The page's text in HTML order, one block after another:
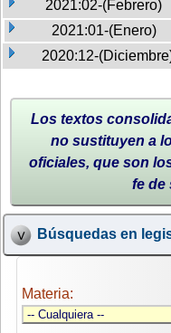
2021:02-(Febrero)
2021:01-(Enero)
2020:12-
Los textos
no sustituyen a
oficiales, que son
fe de
Búsquedas en
Materia: